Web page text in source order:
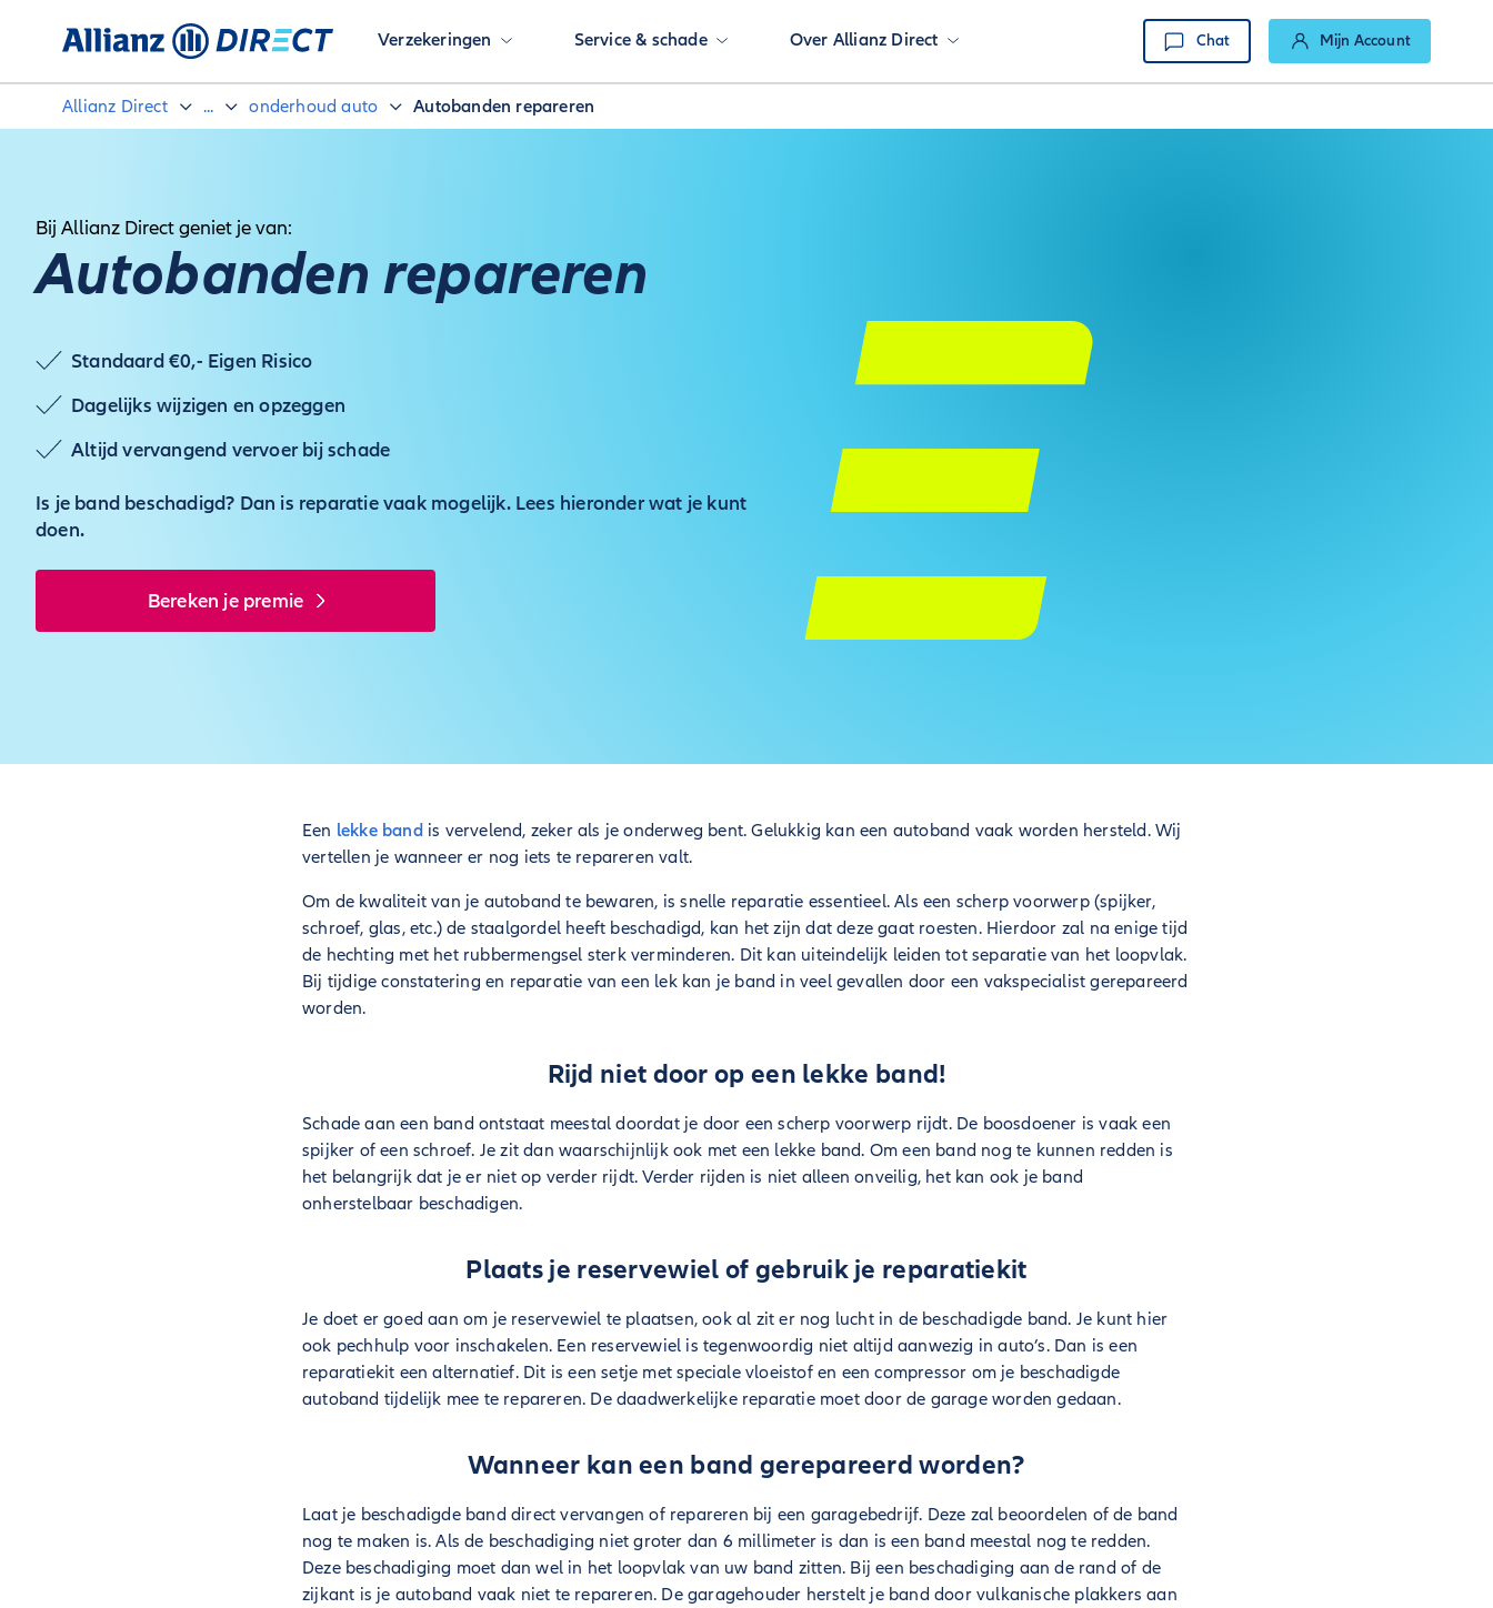
Verzekeringen Service & schade Over Allianz Direct Chat Mijn Account
Allianz Direct ... onderhoud auto Autobanden repareren
Bij Allianz Direct geniet je van:
Autobanden repareren
Standaard €0,- Eigen Risico
Dagelijks wijzigen en opzeggen
Altijd vervangend vervoer bij schade
Is je band beschadigd? Dan is reparatie vaak mogelijk. Lees hieronder wat je kunt
doen.
Bereken je premie
Een lekke bandis vervelend, zeker als je onderweg bent. Gelukkig kan een autoband vaak worden hersteld. Wij
vertellen je wanneer er nog iets te repareren valt.
Om de kwaliteit van je autoband te bewaren, is snelle reparatie essentieel. Als een scherp voorwerp (spijker,
schroef, glas, etc.) de staalgordel heeft beschadigd, kan het zijn dat deze gaat roesten. Hierdoor zal na enige tijd
de hechting met het rubbermengsel sterk verminderen. Dit kan uiteindelijk leiden tot separatie van het loopvlak.
Bij tijdige constatering en reparatie van een lek kan je band in veel gevallen door een vakspecialist gerepareerd
worden.
Rijd niet door op een lekke band!
Schade aan een band ontstaat meestal doordat je door een scherp voorwerp rijdt. De boosdoener is vaak een
spijker of een schroef. Je zit dan waarschijnlijk ook met een lekke band. Om een band nog te kunnen redden is
het belangrijk dat je er niet op verder rijdt. Verder rijden is niet alleen onveilig, het kan ook je band
onherstelbaar beschadigen.
Plaats je reservewiel of gebruik je reparatiekit
Je doet er goed aan om je reservewiel te plaatsen, ook al zit er nog lucht in de beschadigde band. Je kunt hier
ook pechhulp voor inschakelen. Een reservewiel is tegenwoordig niet altijd aanwezig in auto’s. Dan is een
reparatiekit een alternatief. Dit is een setje met speciale vloeistof en een compressor om je beschadigde
autoband tijdelijk mee te repareren. De daadwerkelijke reparatie moet door de garage worden gedaan.
Wanneer kan een band gerepareerd worden?
Laat je beschadigde band direct vervangen of repareren bij een garagebedrijf. Deze zal beoordelen of de band
nog te maken is. Als de beschadiging niet groter dan 6 millimeter is dan is een band meestal nog te redden.
Deze beschadiging moet dan wel in het loopvlak van uw band zitten. Bij een beschadiging aan de rand of de
zijkant is je autoband vaak niet te repareren. De garagehouder herstelt je band door vulkanische plakkers aan